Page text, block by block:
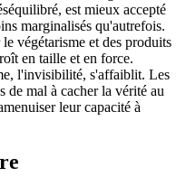
est mieux accepté
marginalisés qu'autrefois.
végétarisme et des produits
en taille et en force.
l'invisibilité, s'affaiblit. Les
de mal à cacher la vérité au
leur capacité à